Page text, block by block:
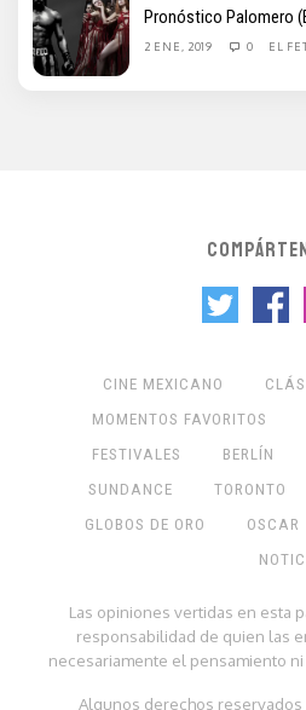
Pronóstico Palomero
2 ENE, 2019 0 EL
CINE MEXICANO
MOMENTOS FAVORITOS
FESTIVALES
BERLÍN
SUNDANCE
TORONTO
GLOBOS DE ORO
OSCAR
Las opiniones vertidas en esta
responsabilidad de quien las
necesariamente el pensamiento
Algunos derechos